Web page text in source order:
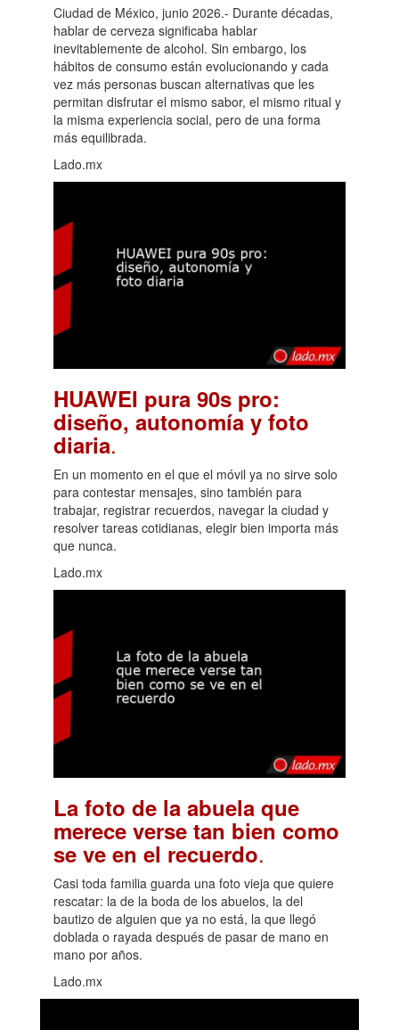
Ciudad de México, junio 2026.- Durante décadas,
hablar de cerveza significaba hablar
inevitablemente de alcohol. Sin embargo, los
hábitos de consumo están evolucionando y cada
vez más personas buscan alternativas que les
permitan disfrutar el mismo sabor, el mismo ritual y
la misma experiencia social, pero de una forma
más equilibrada.
Lado.mx
HUAWEI pura 90s pro:
diseño, autonomía y foto
diaria.
En un momento en el que el móvil ya no sirve solo
para contestar mensajes, sino también para
trabajar, registrar recuerdos, navegar la ciudad y
resolver tareas cotidianas, elegir bien importa más
que nunca.
Lado.mx
La foto de la abuela que
merece verse tan bien como
se ve en el recuerdo.
Casi toda familia guarda una foto vieja que quiere
rescatar: la de la boda de los abuelos, la del
bautizo de alguien que ya no está, la que llegó
doblada o rayada después de pasar de mano en
mano por años.
Lado.mx